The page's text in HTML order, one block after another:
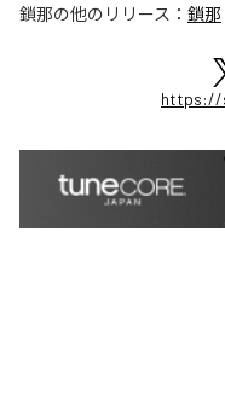
鎖那の他のリリース： 鎖那
https://